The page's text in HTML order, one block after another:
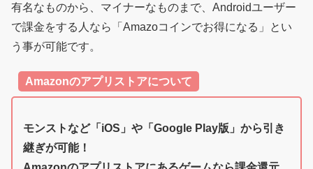
有名なものから、マイナーなものまで、Androidユーザー
で課金をする人なら「Amazoコインでお得になる」とい
う事が可能です。
Amazonのアプリストアについて
モンストなど「iOS」や「Google Play版」から引き
継ぎが可能！